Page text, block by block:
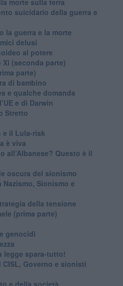
suicidario della guerra e
la guerra e la morte
delusi
al potere
(seconda parte)
parte)
di bambino
e qualche domanda
e di Darwin
Stretto
e il Lula-risk
è viva
all’Albanese? Questo è il
oscura del sionismo
Sionismo e
della tensione
(prima parte)
genocidi
legge spara-tutto!
Governo e sionisti
e della società